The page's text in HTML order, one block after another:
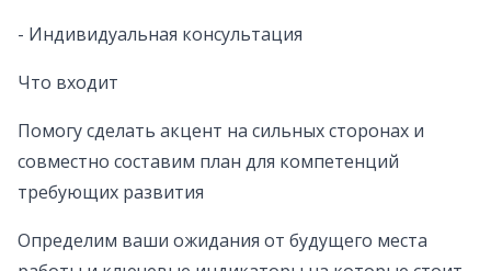
- Индивидуальная консультация
Что входит
Помогу сделать акцент на сильных сторонах и
совместно составим план для компетенций
требующих развития
Определим ваши ожидания от будущего места